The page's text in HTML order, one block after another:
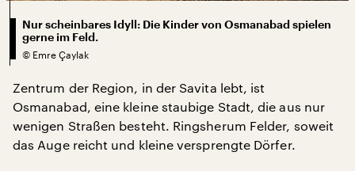
Nur scheinbares Idyll: Die Kinder von Osmanabad spielen
gerne im Feld.
© Emre Çaylak
Zentrum der Region, in der Savita lebt, ist
Osmanabad, eine kleine staubige Stadt, die aus nur
wenigen Straßen besteht. Ringsherum Felder, soweit
das Auge reicht und kleine versprengte Dörfer.